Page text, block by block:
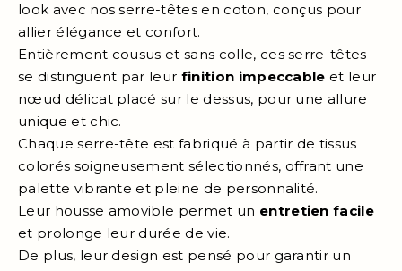
look avec nos serre-têtes en coton, conçus pour
allier élégance et confort.
Entièrement cousus et sans colle, ces serre-têtes
se distinguent par leur finition impeccable et leur
nœud délicat placé sur le dessus, pour une allure
unique et chic.
Chaque serre-tête est fabriqué à partir de tissus
colorés soigneusement sélectionnés, offrant une
palette vibrante et pleine de personnalité.
Leur housse amovible permet un entretien facile
et prolonge leur durée de vie.
De plus, leur design est pensé pour garantir un